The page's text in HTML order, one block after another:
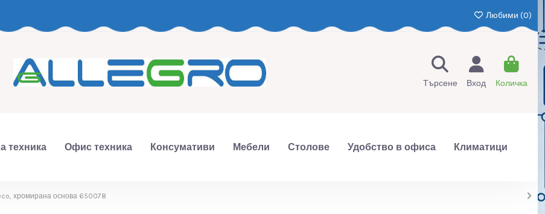
Любими (0)
Търсене Вход Количка
техника Офис техника Консумативи Мебели Столове Удобство в офиса Климатици
хромирана основа 650078